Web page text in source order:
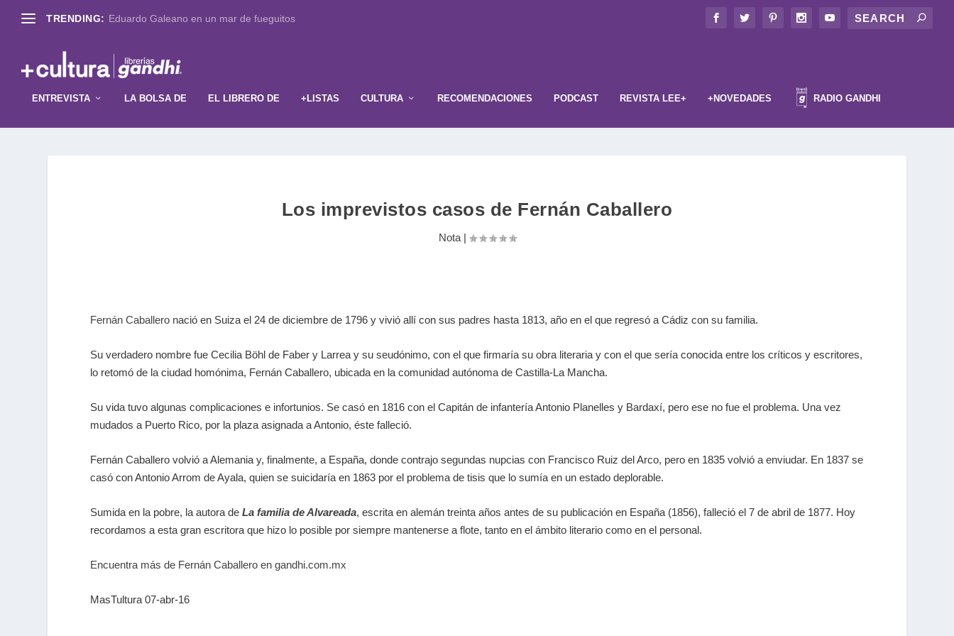
TRENDING: Eduardo Galeano en un mar de fueguitos
ENTREVISTA LA BOLSA DE EL LIBRERO DE +LISTAS CULTURA RECOMENDACIONES PODCAST REVISTA LEE+ +NOVEDADES RADIO GANDHI
Los imprevistos casos de Fernán Caballero
Nota|
Fernán Caballero nació en Suiza el 24 de diciembre de 1796 y vivió allí con sus padres hasta 1813, año en el que regresó a Cádiz con su familia.
Su verdadero nombre fue Cecilia Böhl de Faber y Larrea y su seudónimo, con el que firmaría su obra literaria y con el que sería conocida entre los críticos y escritores,
lo retomó de la ciudad homónima, Fernán Caballero, ubicada en la comunidad autónoma de Castilla-La Mancha.
Su vida tuvo algunas complicaciones e infortunios. Se casó en 1816 con el Capitán de infantería Antonio Planelles y Bardaxí, pero ese no fue el problema. Una vez
mudados a Puerto Rico, por la plaza asignada a Antonio, éste falleció.
Fernán Caballero volvió a Alemania y, finalmente, a España, donde contrajo segundas nupcias con Francisco Ruiz del Arco, pero en 1835 volvió a enviudar. En 1837 se
casó con Antonio Arrom de Ayala, quien se suicidaría en 1863 por el problema de tisis que lo sumía en un estado deplorable.
Sumida en la pobre, la autora deLa familia de Alvareada, escrita en alemán treinta años antes de su publicación en España (1856), falleció el 7 de abril de 1877. Hoy
recordamos a esta gran escritora que hizo lo posible por siempre mantenerse a flote, tanto en el ámbito literario como en el personal.
Encuentra más de Fernán Caballero en gandhi.com.mx
MasTultura 07-abr-16